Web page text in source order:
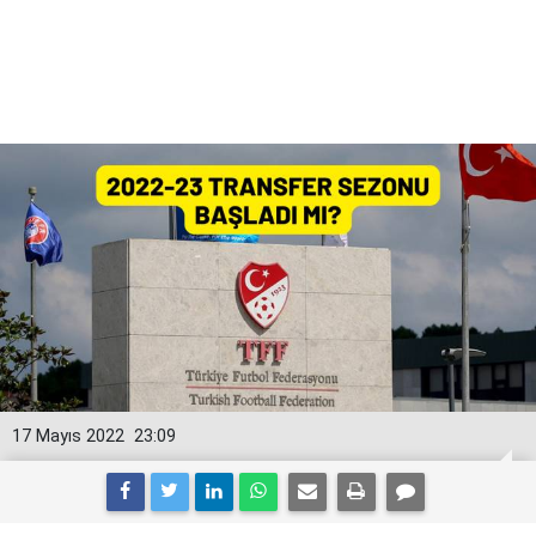
23:09
17 Mayıs 2022